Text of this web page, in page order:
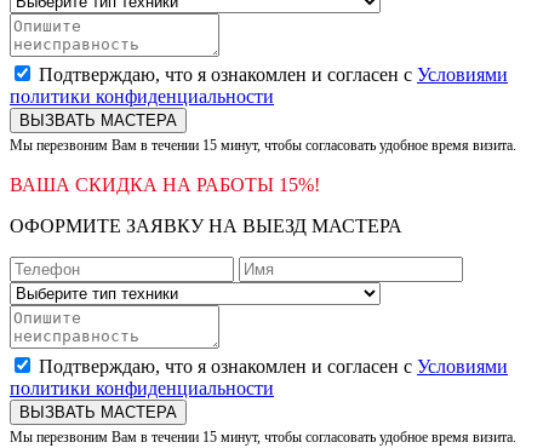
Подтверждаю, что я ознакомлен и согласен с Условиями
политики конфиденциальности
ВЫЗВАТЬ МАСТЕРА
Мы перезвоним Вам в течении 15 минут, чтобы согласовать удобное время визита.
ВАША СКИДКА НА РАБОТЫ 15%!
ОФОРМИТЕ ЗАЯВКУ НА ВЫЕЗД МАСТЕРА
Подтверждаю, что я ознакомлен и согласен с Условиями
политики конфиденциальности
ВЫЗВАТЬ МАСТЕРА
Мы перезвоним Вам в течении 15 минут, чтобы согласовать удобное время визита.